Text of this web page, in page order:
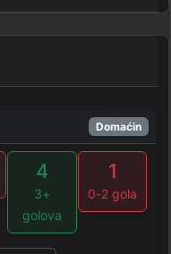
Domaćin
4
3+
golova
1
0-2 gola